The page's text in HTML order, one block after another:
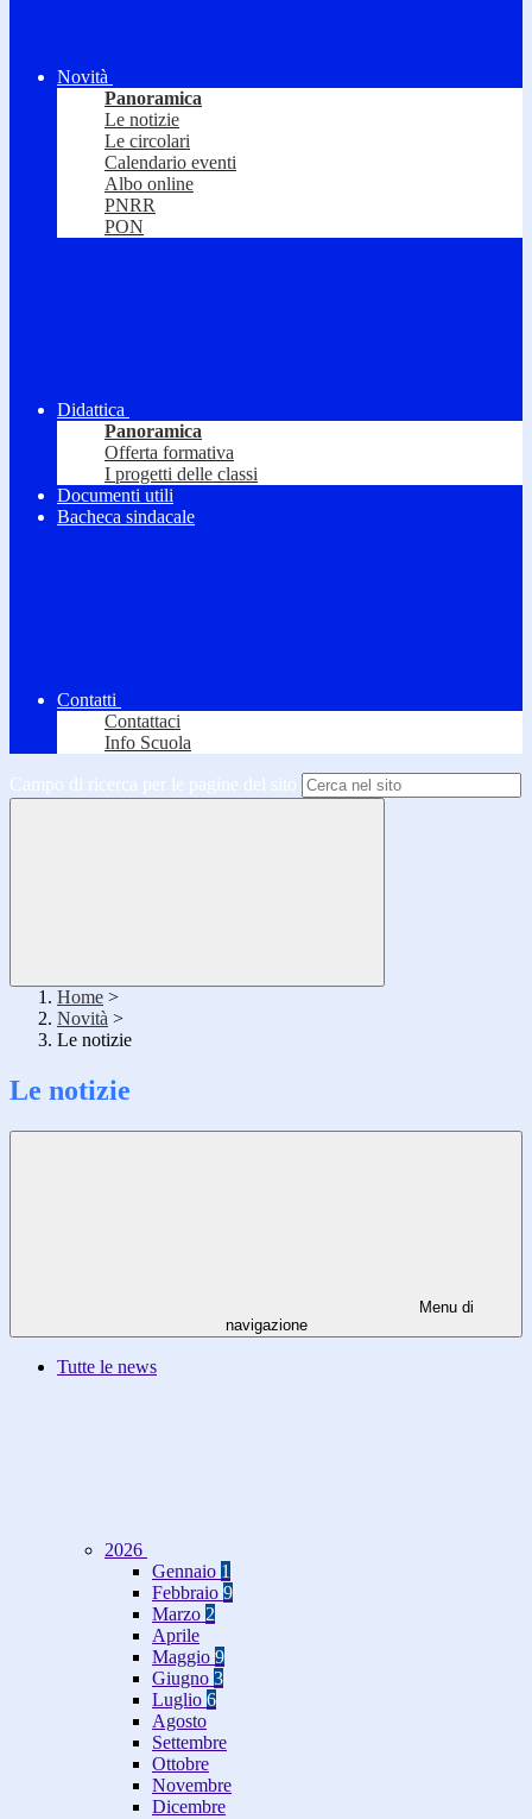
Novità
Panoramica
Le notizie
Le circolari
Calendario eventi
Albo online
PNRR
PON
Didattica
Panoramica
Offerta formativa
I progetti delle classi
Documenti utili
Bacheca sindacale
Contatti
Contattaci
Info Scuola
Campo di ricerca per le pagine del sito
Home >
Novità >
Le notizie
Le notizie
Menu di
navigazione
Tutte le news
2026
Gennaio 1
Febbraio 9
Marzo 2
Aprile
Maggio 9
Giugno 3
Luglio 6
Agosto
Settembre
Ottobre
Novembre
Dicembre